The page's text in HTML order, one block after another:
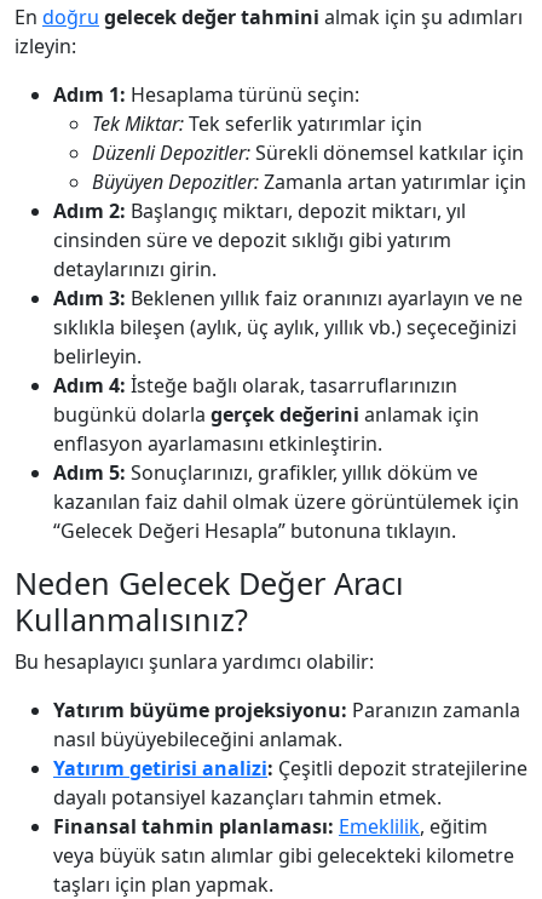
En doğru gelecek değer tahmini almak için şu adımları
izleyin:
Adım 1: Hesaplama türünü seçin:
Tek Miktar:Tek seferlik yatırımlar için
Düzenli Depozitler:Sürekli dönemsel katkılar için
Büyüyen Depozitler:Zamanla artan yatırımlar için
Adım 2: Başlangıç miktarı, depozit miktarı, yıl
cinsinden süre ve depozit sıklığı gibi yatırım
detaylarınızı girin.
Adım 3: Beklenen yıllık faiz oranınızı ayarlayın ve ne
sıklıkla bileşen (aylık, üç aylık, yıllık vb.) seçeceğinizi
belirleyin.
Adım 4: İsteğe bağlı olarak, tasarruflarınızın
bugünkü dolarla gerçek değerini anlamak için
enflasyon ayarlamasını etkinleştirin.
Adım 5: Sonuçlarınızı, grafikler, yıllık döküm ve
kazanılan faiz dahil olmak üzere görüntülemek için
“Gelecek Değeri Hesapla” butonuna tıklayın.
Neden Gelecek Değer Aracı
Kullanmalısınız?
Bu hesaplayıcı şunlara yardımcı olabilir:
Yatırım büyüme projeksiyonu: Paranızın zamanla
nasıl büyüyebileceğini anlamak.
Yatırım getirisi analizi: Çeşitli depozit stratejilerine
dayalı potansiyel kazançları tahmin etmek.
Finansal tahmin planlaması: Emeklilik, eğitim
veya büyük satın alımlar gibi gelecekteki kilometre
taşları için plan yapmak.